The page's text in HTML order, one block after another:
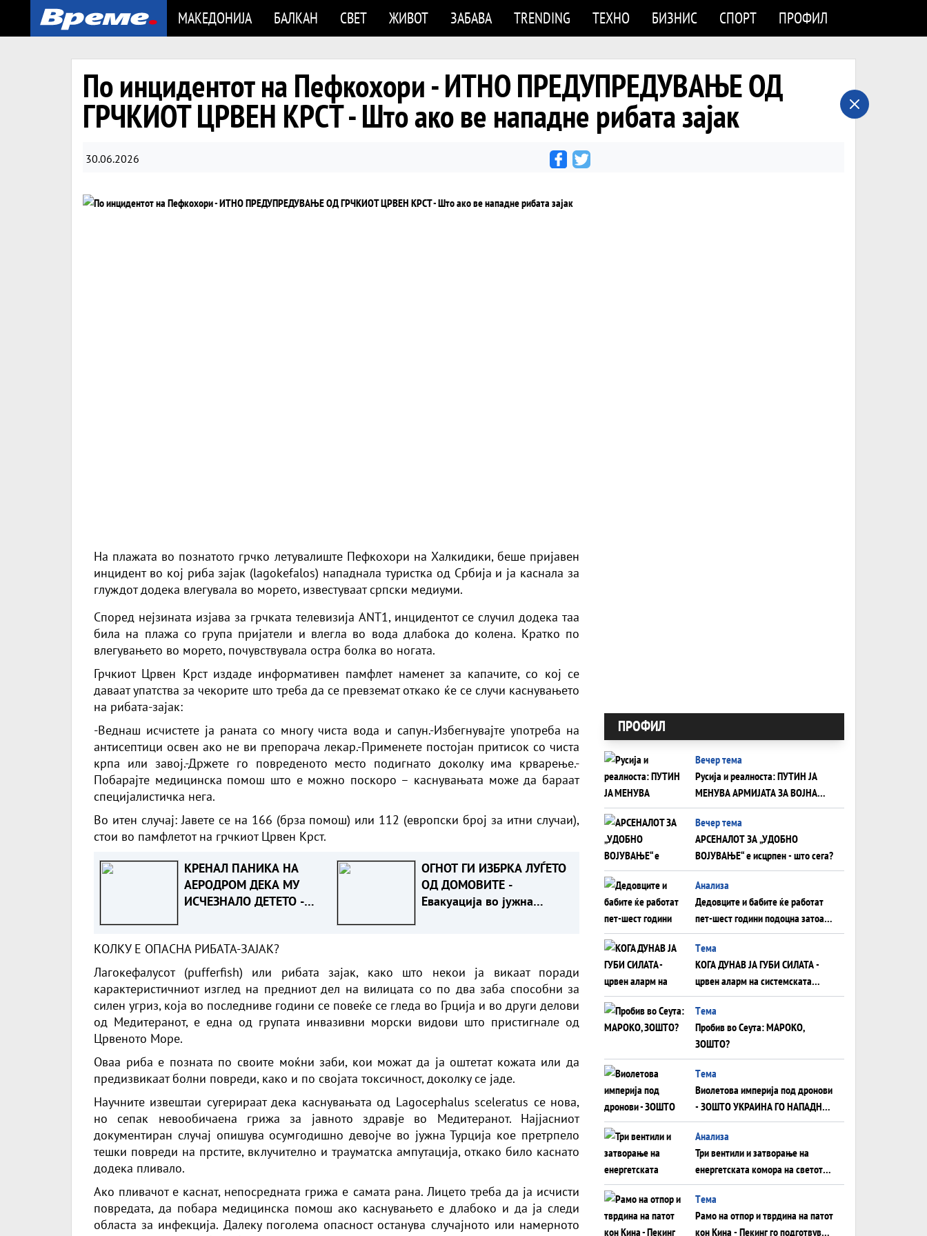
МАКЕДОНИЈА БАЛКАН СВЕТ ЖИВОТ ЗАБАВА TRENDING ТЕХНО БИЗНИС СПОРТ ПРОФИЛ
По инцидентот на Пефкохори - ИТНО ПРЕДУПРЕДУВАЊЕ ОД
ГРЧКИОТ ЦРВЕН КРСТ - Што ако ве нападне рибата зајак
30.06.2026
На плажата во познатото грчко летувалиште Пефкохори на Халкидики, беше пријавен
инцидент во кој риба зајак (lagokefalos) нападнала туристка од Србија и ја каснала за
глуждот додека влегувала во морето, известуваат српски медиуми.
Според нејзината изјава за грчката телевизија ANT1, инцидентот се случил додека таа
била на плажа со група пријатели и влегла во вода длабока до колена. Кратко по
влегувањето во морето, почувствувала остра болка во ногата.
Грчкиот Црвен Крст издаде информативен памфлет наменет за капачите, со кој се
даваат упатства за чекорите што треба да се превземат откако ќе се случи каснувањето
на рибата-зајак:
-Веднаш исчистете ја раната со многу чиста вода и сапун.-Избегнувајте употреба на
антисептици освен ако не ви препорача лекар.-Применете постојан притисок со чиста
крпа или завој.-Држете го повреденото место подигнато доколку има крварење.-
Побарајте медицинска помош што е можно поскоро – каснувањата може да бараат
специјалистичка нега.
Во итен случај: Јавете се на 166 (брза помош) или 112 (европски број за итни случаи),
стои во памфлетот на грчкиот Црвен Крст.
КРЕНАЛ ПАНИКА НА
АЕРОДРОМ ДЕКА МУ
ИСЧЕЗНАЛО ДЕТЕТО -
сместувањето
ОГНОТ ГИ ИЗБРКА ЛУЃЕТО
ОД ДОМОВИТЕ -
Евакуација во јужна
КОЛКУ Е ОПАСНА РИБАТА-ЗАЈАК?
Лагокефалусот (pufferfish) или рибата зајак, како што некои ја викаат поради
карактеристичниот изглед на предниот дел на вилицата со по два заба способни за
силен угриз, која во последниве години се повеќе се гледа во Грција и во други делови
од Медитеранот, е една од групата инвазивни морски видови што пристигнале од
Црвеното Море.
Оваа риба е позната по своите моќни заби, кои можат да ја оштетат кожата или да
предизвикаат болни повреди, како и по својата токсичност, доколку се јаде.
Научните извештаи сугерираат дека каснувањата од Lagocephalus sceleratus се нова,
но сепак невообичаена грижа за јавното здравје во Медитеранот. Најјасниот
документиран случај опишува осумгодишно девојче во јужна Турција кое претрпело
тешки повреди на прстите, вклучително и трауматска ампутација, откако било каснато
додека пливало.
Ако пливачот е каснат, непосредната грижа е самата рана. Лицето треба да ја исчисти
повредата, да побара медицинска помош ако каснувањето е длабоко и да ја следи
областа за инфекција. Далеку поголема опасност останува случајното или намерното
ПРОФИЛ
Вечер тема
Русија и реалноста: ПУТИН ЈА
МЕНУВА АРМИЈАТА ЗА ВОЈНА
ШТО ОСТАНУВА БЕЗ ФРОНТ
Вечер тема
АРСЕНАЛОТ ЗА „УДОБНО
ВОЈУВАЊЕ“ е исцрпен - што сега?
Анализа
Дедовците и бабите ќе работат
пет-шест години подоцна затоа
што НЕМААТ ВНУЦИ ДА ГИ
ЗАМЕНАТ
Tема
КОГА ДУНАВ ЈА ГУБИ СИЛАТА -
црвен аларм на системската
плоча од јужна Германија до
Црното Море...
Tема
Пробив во Сеута: МАРОКО,
ЗОШТО?
Tема
Виолетова империја под дронови
- ЗОШТО УКРАИНА ГО НАПАДНА
РУСКИОТ WILDBERRIES
Aнализа
Три вентили и затворање на
енергетската комора на светот:
Нападот во Суец најавува
глобален енергетски инфаркт?
Tема
Рамо на отпор и тврдина на патот
кон Кина - Пекинг го подготвува